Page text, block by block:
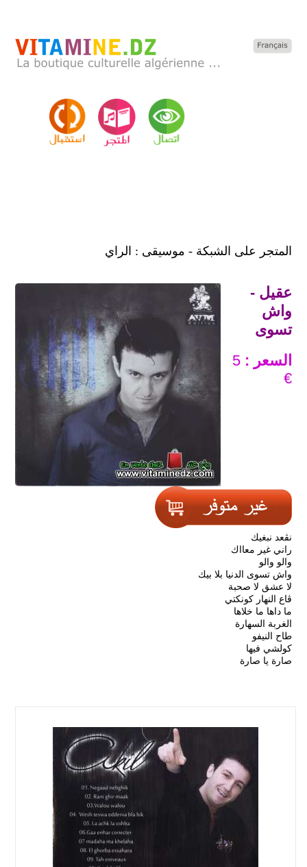
المتجر على الشبكة - موسيقى : الراي
عقيل -
واش
تسوى
السعر : 5
€
نڨعد نبغيك
راني غير معااك
والو والو
واش تسوى الدنيا بلا بيك
لا عشق لا صحبة
ڨاع النهار كونكتي
ما داها ما خلاها
الغربة السهارة
طاح النيفو
كولشي فيها
صارة يا صارة